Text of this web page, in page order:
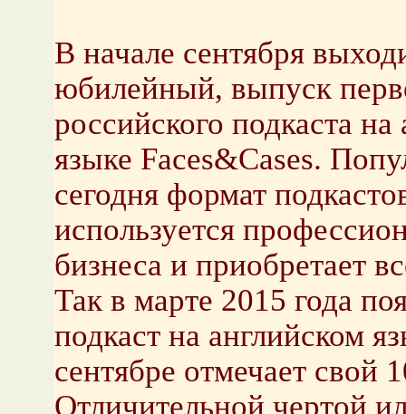
В начале сентября
юбилейный, выпуск
российского подкаста на
языке Faces&Cases.
сегодня формат
используется
бизнеса и приобретает
Так в марте 2015 года
подкаст на английском
сентябре отмечает свой
Отличительной чертой